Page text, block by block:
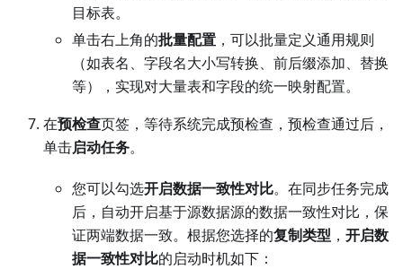
目标表。
单击右上角的批量配置 ，可以批量定义通用规则
（如表名、字段名大小写转换、前后缀添加、替换
等），实现对大量表和字段的统一映射配置。
在预检查页签，等待系统完成预检查，预检查通过后，
单击启动任务。
您可以勾选开启数据一致性对比。在同步任务完成
后，自动开启基于源数据源的数据一致性对比，保
证两端数据一致。根据您选择的复制类型 ， 开启数
据一致性对比的启动时机如下：